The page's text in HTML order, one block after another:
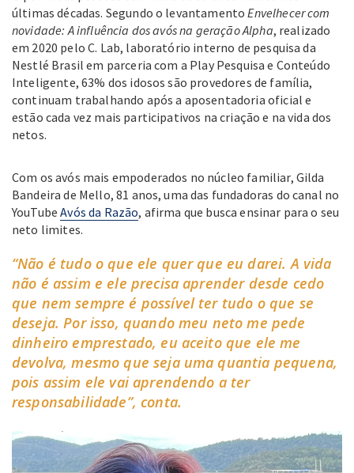
últimas décadas. Segundo o levantamentoEnvelhecer com
novidade: A influência dos avós na geração Alpha, realizado
em 2020 pelo C. Lab, laboratório interno de pesquisa da
Nestlé Brasil em parceria com a Play Pesquisa e Conteúdo
Inteligente, 63% dos idosos são provedores de família,
continuam trabalhando após a aposentadoria oficial e
estão cada vez mais participativos na criação e na vida dos
netos.
Com os avós mais empoderados no núcleo familiar, Gilda
Bandeira de Mello, 81 anos, uma das fundadoras do canal no
YouTubeAvós da Razão, afirma que busca ensinar para o seu
neto limites.
“Não é tudo o que ele quer que eu darei. A vida
não é assim e ele precisa aprender desde cedo
que nem sempre é possível ter tudo o que se
deseja. Por isso, quando meu neto me pede
dinheiro emprestado, eu aceito que ele me
devolva, mesmo que seja uma quantia pequena,
pois assim ele vai aprendendo a ter
responsabilidade”, conta.